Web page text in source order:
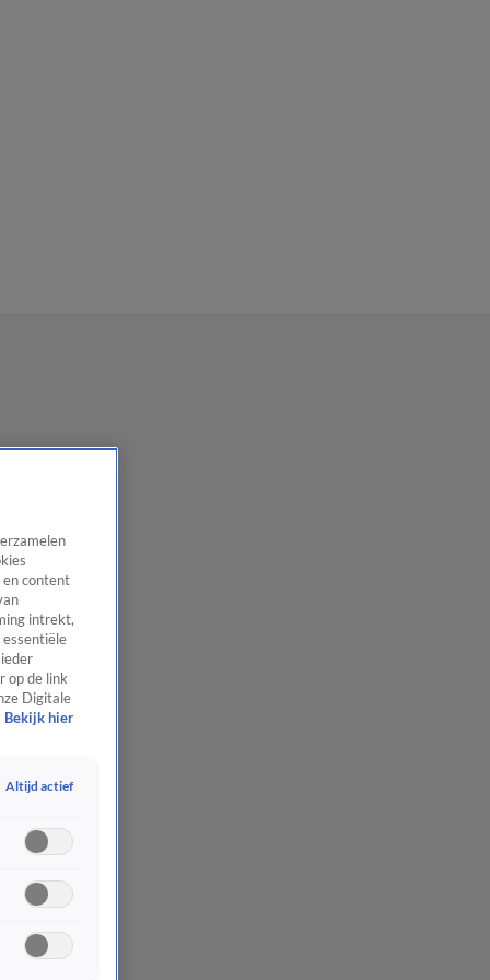
en content
intrekt,
op de link
Digitale
Bekijk hier
Altijd actief